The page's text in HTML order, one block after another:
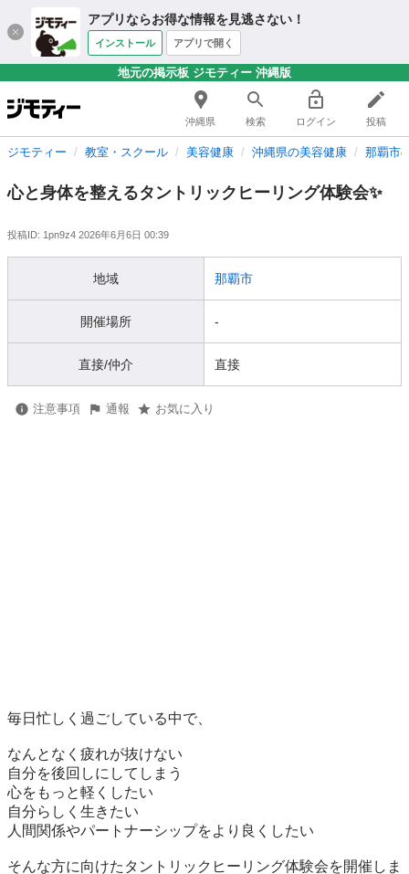
アプリならお得な情報を見逃さない！
インストール アプリで開く
地元の掲示板 ジモティー 沖縄版
沖縄県 検索 ログイン 投稿
ジモティー 教室・スクール 美容健康 沖縄県の美容健康 那覇市
心と身体を整えるタントリックヒーリング体験会✨
投稿ID: 1pn9z4 2026年6月6日 00:39
地域 那覇市
開催場所 -
直接/仲介 直接
注意事項 通報 お気に入り
毎日忙しく過ごしている中で、
なんとなく疲れが抜けない
自分を後回しにしてしまう
心をもっと軽くしたい
自分らしく生きたい
人間関係やパートナーシップをより良くしたい
そんな方に向けたタントリックヒーリング体験会を開催しま